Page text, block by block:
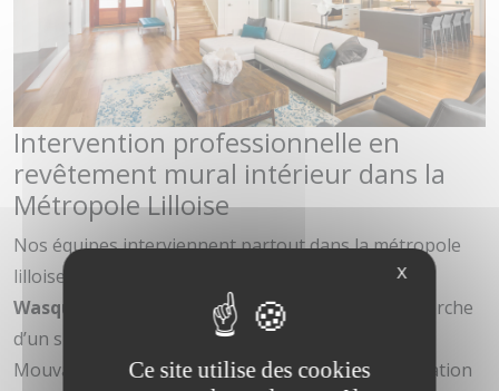
Intervention professionnelle en
revêtement mural intérieur dans la
Métropole Lilloise
Nos équipes interviennent partout dans la métropole
lilloise, notamment à
Ronchin
Wasquehal
. Que vous soyez à la recherche
d’un spécialiste du revêtement mural intérieur à
Mouvaux ou d’une entreprise fiable pour la rénovation
X
Ce site utilise des cookies